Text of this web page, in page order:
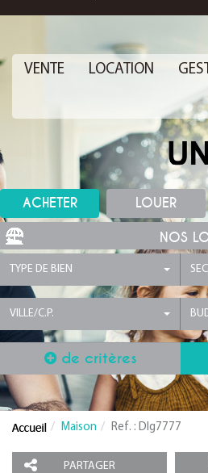
VENTE LOCATION
ACHETER LOUER
NOS
TYPE DE BIEN
VILLE/C.P.
de critères
Maison Ref. : Dlg7777
PARTAGER